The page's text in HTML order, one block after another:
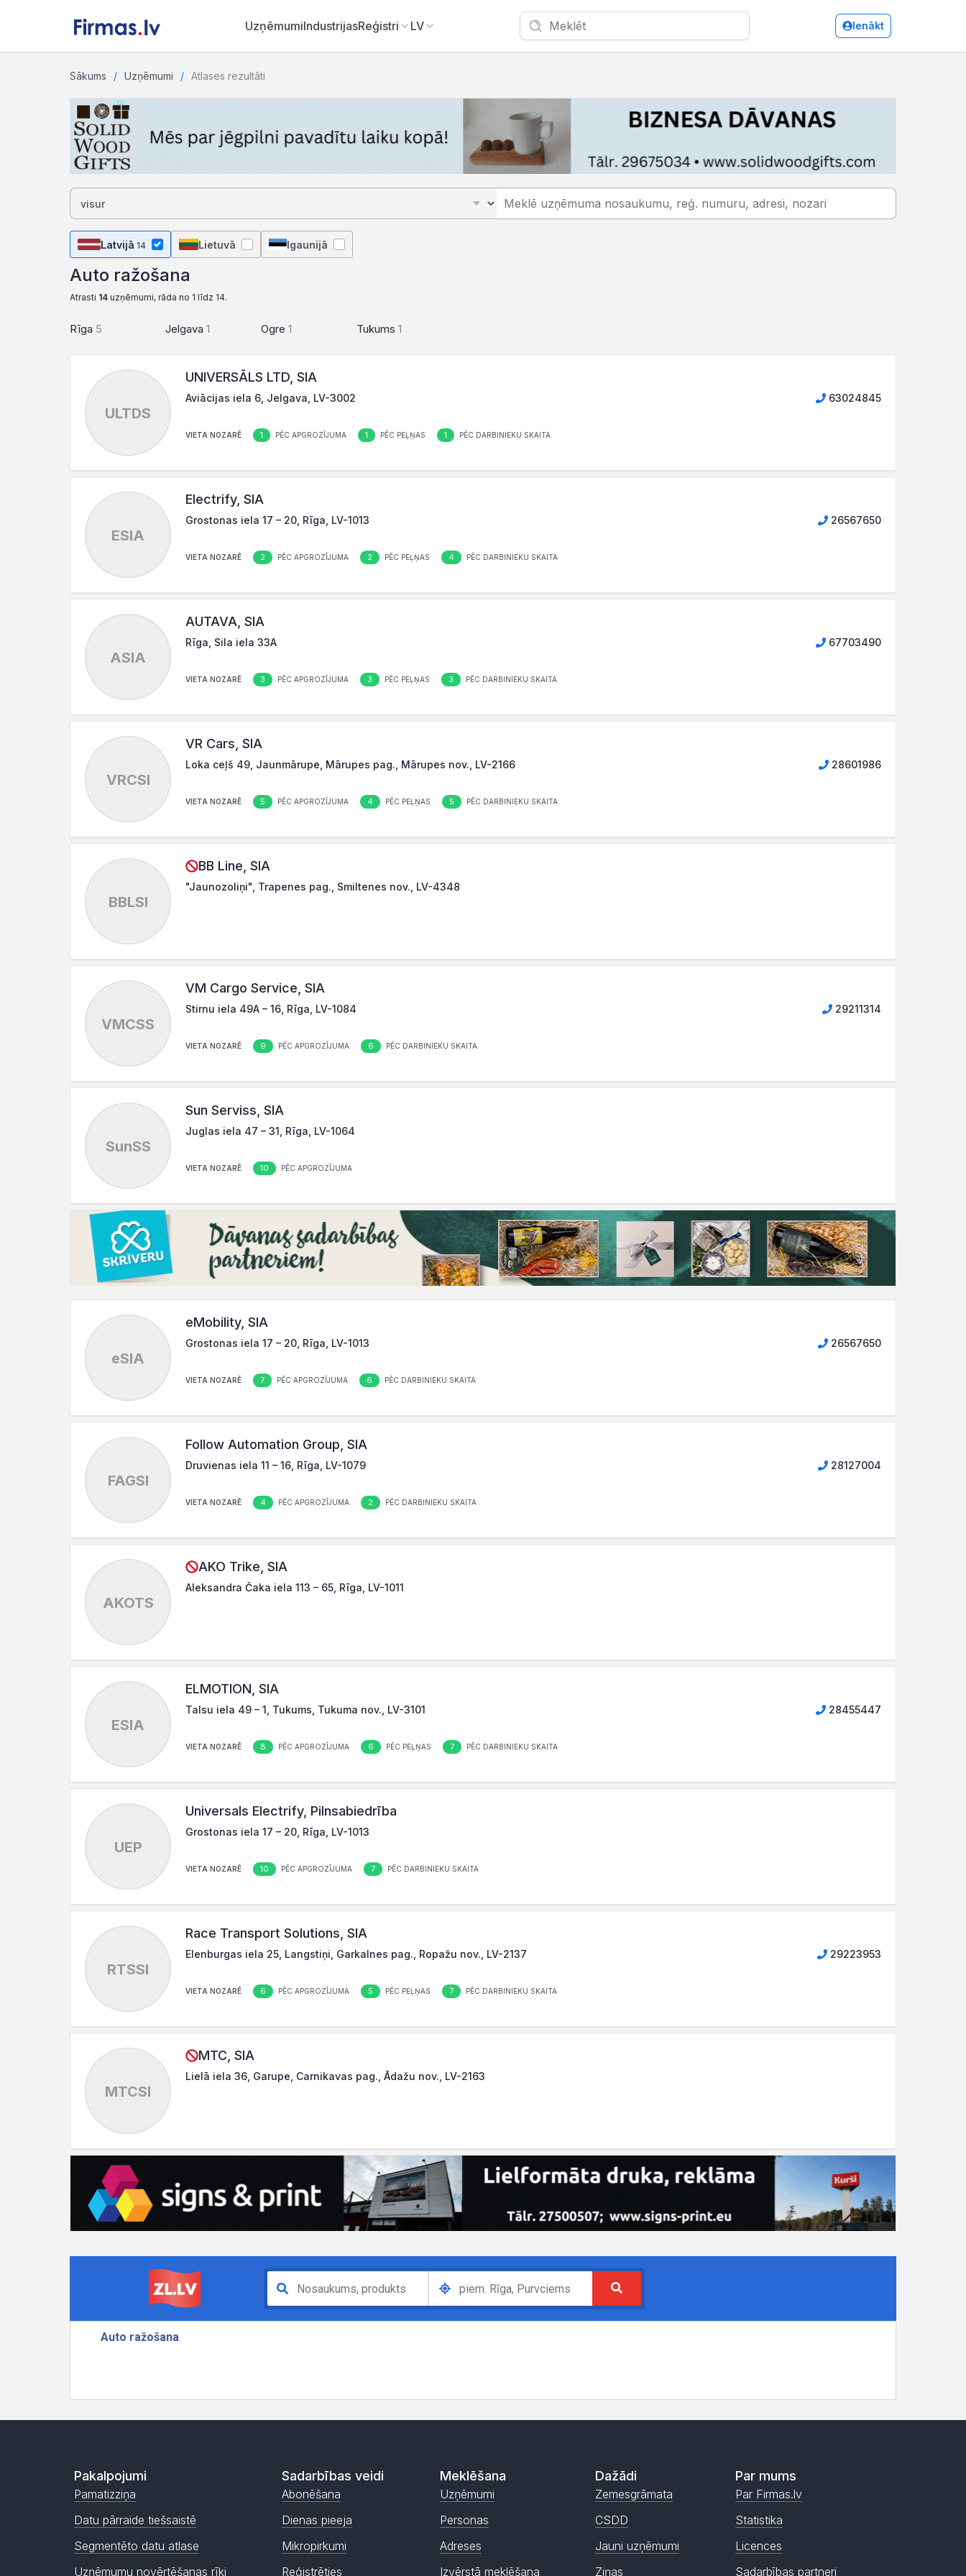
UzņēmumiIndustrijasReģistri LV Ienākt
Sākums Uzņēmumi Atlases rezultāti
Auto ražošana
Latvijā 14 Lietuvā Igaunijā
Auto ražošana
Atrasti 14 uzņēmumi, rāda no 1 līdz 14.
Rīga 5 Jelgava1 Ogre1 Tukums1
ULTDS
UNIVERSĀLS LTD, SIA
Aviācijas iela 6, Jelgava, LV-3002 63024845
VIETA NOZARĒ 1 PĒC APGROZĪJUMA 1 PĒC PEĻŅAS 1 PĒC DARBINIEKU SKAITA
ESIA
Electrify, SIA
Grostonas iela 17 – 20, Rīga, LV-1013 26567650
VIETA NOZARĒ 2 PĒC APGROZĪJUMA 2 PĒC PEĻŅAS 4 PĒC DARBINIEKU SKAITA
ASIA
AUTAVA, SIA
Rīga, Sila iela 33A 67703490
VIETA NOZARĒ 3 PĒC APGROZĪJUMA 3 PĒC PEĻŅAS 3 PĒC DARBINIEKU SKAITA
VRCSI
VR Cars, SIA
Loka ceļš 49, Jaunmārupe, Mārupes pag., Mārupes nov., LV-2166 28601986
VIETA NOZARĒ 5 PĒC APGROZĪJUMA 4 PĒC PEĻŅAS 5 PĒC DARBINIEKU SKAITA
BBLSI
BB Line, SIA
"Jaunozoliņi", Trapenes pag., Smiltenes nov., LV-4348
VMCSS
VM Cargo Service, SIA
Stirnu iela 49A – 16, Rīga, LV-1084 29211314
VIETA NOZARĒ 9 PĒC APGROZĪJUMA 6 PĒC DARBINIEKU SKAITA
SunSS
Sun Serviss, SIA
Juglas iela 47 – 31, Rīga, LV-1064
VIETA NOZARĒ 10 PĒC APGROZĪJUMA
eSIA
eMobility, SIA
Grostonas iela 17 – 20, Rīga, LV-1013 26567650
VIETA NOZARĒ 7 PĒC APGROZĪJUMA 6 PĒC DARBINIEKU SKAITA
FAGSI
Follow Automation Group, SIA
Druvienas iela 11 – 16, Rīga, LV-1079 28127004
VIETA NOZARĒ 4 PĒC APGROZĪJUMA 2 PĒC DARBINIEKU SKAITA
AKOTS
AKO Trike, SIA
Aleksandra Čaka iela 113 – 65, Rīga, LV-1011
ESIA
ELMOTION, SIA
Talsu iela 49 – 1, Tukums, Tukuma nov., LV-3101 28455447
VIETA NOZARĒ 8 PĒC APGROZĪJUMA 6 PĒC PEĻŅAS 7 PĒC DARBINIEKU SKAITA
UEP
Universals Electrify, Pilnsabiedrība
Grostonas iela 17 – 20, Rīga, LV-1013
VIETA NOZARĒ 10 PĒC APGROZĪJUMA 7 PĒC DARBINIEKU SKAITA
RTSSI
Race Transport Solutions, SIA
Elenburgas iela 25, Langstiņi, Garkalnes pag., Ropažu nov., LV-2137 29223953
VIETA NOZARĒ 6 PĒC APGROZĪJUMA 5 PĒC PEĻŅAS 7 PĒC DARBINIEKU SKAITA
MTCSI
MTC, SIA
Lielā iela 36, Garupe, Carnikavas pag., Ādažu nov., LV-2163
Pakalpojumi
Pamatizziņa
Datu pārraide tiešsaistē
Segmentēto datu atlase
Uzņēmumu novērtēšanas rīki
Sadarbības veidi
Abonēšana
Dienas pieeja
Mikropirkumi
Reģistrēties
Meklēšana
Uzņēmumi
Personas
Adreses
Izvērstā meklēšana
Dažādi
Zemesgrāmata
CSDD
Jauni uzņēmumi
Ziņas
Par mums
Par Firmas.lv
Statistika
Licences
Sadarbības partneri